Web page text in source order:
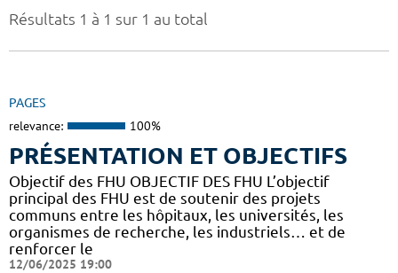
Résultats 1 à 1 sur 1 au total
PAGES
relevance: 100%
PRÉSENTATION ET OBJECTIFS
Objectif des FHU OBJECTIF DES FHU L’objectif
principal des FHU est de soutenir des projets
communs entre les hôpitaux, les universités, les
organismes de recherche, les industriels… et de
renforcer le
12/06/2025 19:00